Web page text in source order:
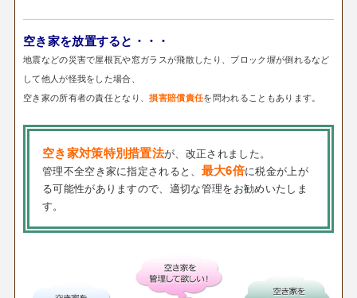
空き家を放置すると・・・
地震などの災害で屋根瓦や窓ガラスが飛散したり、ブロック塀が倒れるなど
して他人が怪我をした場合、
空き家の所有者の責任となり、損害賠償責任を問われることもあります。
空き家対策特別措置法が、改正されました。
管理不全空き家に指定されると、 最大6倍に税金が上が
る可能性がありますので、適切な管理をお勧めいたしま
す。